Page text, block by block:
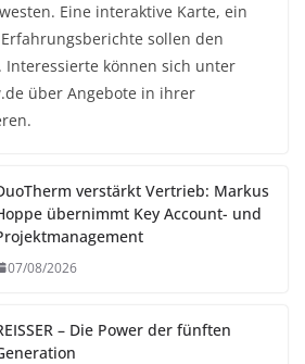
Eine interaktive Karte, ein
sollen den
Interessierte können sich unter
über Angebote in ihrer
verstärkt Vertrieb: Markus
übernimmt Key Account- und
07/08/2026
– Die Power der fünften